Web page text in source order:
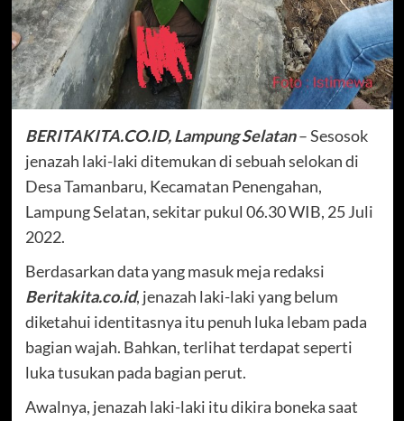
BERITAKITA.CO.ID, Lampung Selatan– Sesosok
jenazah laki-laki ditemukan di sebuah selokan di
Desa Tamanbaru, Kecamatan Penengahan,
Lampung Selatan, sekitar pukul 06.30 WIB, 25 Juli
2022.
Berdasarkan data yang masuk meja redaksi
Beritakita.co.id, jenazah laki-laki yang belum
diketahui identitasnya itu penuh luka lebam pada
bagian wajah. Bahkan, terlihat terdapat seperti
luka tusukan pada bagian perut.
Awalnya, jenazah laki-laki itu dikira boneka saat